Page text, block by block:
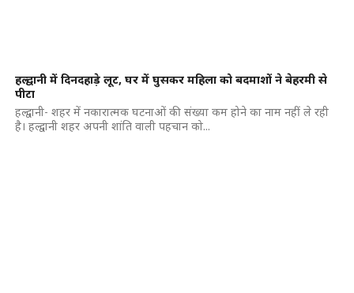
हल्द्वानी में दिनदहाड़े लूट, घर में घुसकर महिला को बदमाशों ने बेहरमी से
पीटा
हल्द्वानी- शहर में नकारात्मक घटनाओं की संख्या कम होने का नाम नहीं ले रही
है। हल्द्वानी शहर अपनी शांति वाली पहचान को...